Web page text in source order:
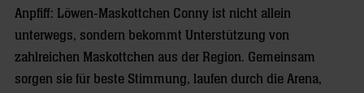
Anpfiff: Löwen-Maskottchen Conny ist nicht allein
unterwegs, sondern bekommt Unterstützung von
zahlreichen Maskottchen aus der Region. Gemeinsam
sorgen sie für beste Stimmung, laufen durch die Arena,